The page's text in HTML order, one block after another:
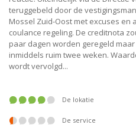
teruggebeld door de
Mossel Zuid-Oost met excuses en
coulance regeling. De creditnota
paar dagen worden geregeld
inmiddels ruim twee weken.
wordt vervolgd...
De lokatie
De service